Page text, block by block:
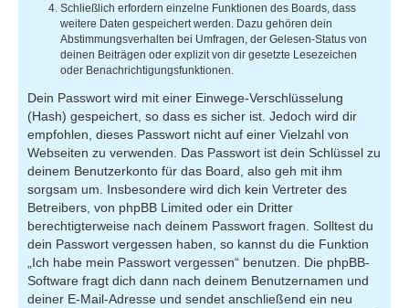
Schließlich erfordern einzelne Funktionen des Boards, dass
weitere Daten gespeichert werden. Dazu gehören dein
Abstimmungsverhalten bei Umfragen, der Gelesen-Status von
deinen Beiträgen oder explizit von dir gesetzte Lesezeichen
oder Benachrichtigungsfunktionen.
Dein Passwort wird mit einer Einwege-Verschlüsselung
(Hash) gespeichert, so dass es sicher ist. Jedoch wird dir
empfohlen, dieses Passwort nicht auf einer Vielzahl von
Webseiten zu verwenden. Das Passwort ist dein Schlüssel zu
deinem Benutzerkonto für das Board, also geh mit ihm
sorgsam um. Insbesondere wird dich kein Vertreter des
Betreibers, von phpBB Limited oder ein Dritter
berechtigterweise nach deinem Passwort fragen. Solltest du
dein Passwort vergessen haben, so kannst du die Funktion
„Ich habe mein Passwort vergessen“ benutzen. Die phpBB-
Software fragt dich dann nach deinem Benutzernamen und
deiner E-Mail-Adresse und sendet anschließend ein neu